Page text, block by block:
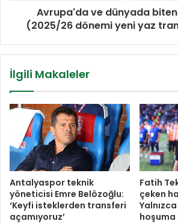
Avrupa'da ve dünyada
(2025/26 dönemi yeni yaz
İlgili Makaleler
Antalyaspor teknik
yöneticisi Emre Belözoğlu:
‘Keyfi isteklerden transferi
açamıyoruz’
Fatih
çeken